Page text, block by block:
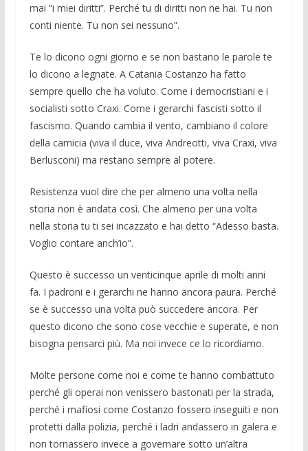
mai “i miei dirit­ti”. Perché tu di diritti non ne hai. Tu non
conti niente. Tu non sei nessuno”.
Te lo dicono ogni giorno e se non basta­no le parole te
lo dicono a legnate. A Cata­nia Costanzo ha fatto
sempre quello che ha vo­luto. Come i democristiani e i
socialisti sot­to Craxi. Come i gerarchi fascisti sotto il
fascismo. Quando cambia il vento, cam­biano il colore
della camicia (viva il duce, viva Andreotti, viva Craxi, viva
Berlusco­ni) ma restano sempre al potere.
Resistenza vuol dire che per almeno una volta nella
storia non è andata così. Che al­meno per una volta
nella storia tu ti sei in­cazzato e hai detto “Adesso basta.
Vo­glio contare anch’io”.
Questo è successo un ven­ticinque aprile di molti anni
fa. I padroni e i gerarchi ne hanno ancora paura. Perché
se è successo una volta può succedere ancora. Per
que­sto dicono che sono cose vecchie e supera­te, e non
bisogna pensarci più. Ma noi in­vece ce lo ricordiamo.
Molte persone come noi e come te han­no combattuto
perché gli operai non venis­sero bastonati per la strada,
perché i ma­fiosi come Costanzo fossero inseguiti e non
pro­tetti dalla polizia, perché i ladri an­dassero in galera e
non tornassero invece a gover­nare sotto un’altra